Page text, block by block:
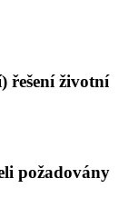
řešení životní
požadovány